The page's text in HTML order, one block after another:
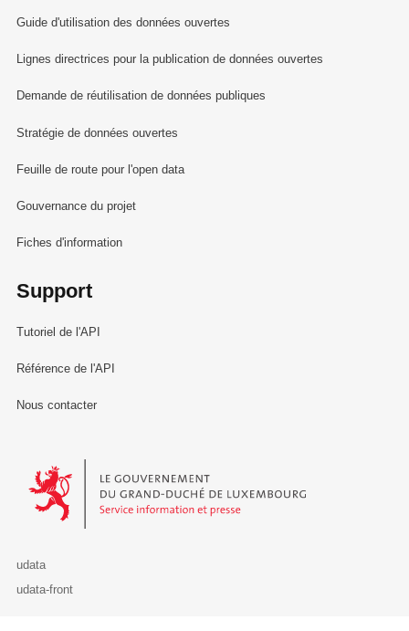
Guide d'utilisation des données ouvertes
Lignes directrices pour la publication de données ouvertes
Demande de réutilisation de données publiques
Stratégie de données ouvertes
Feuille de route pour l'open data
Gouvernance du projet
Fiches d'information
Support
Tutoriel de l'API
Référence de l'API
Nous contacter
Le Gouvernement du Grand-Duché de Luxembourg - Service
udata
udata-front